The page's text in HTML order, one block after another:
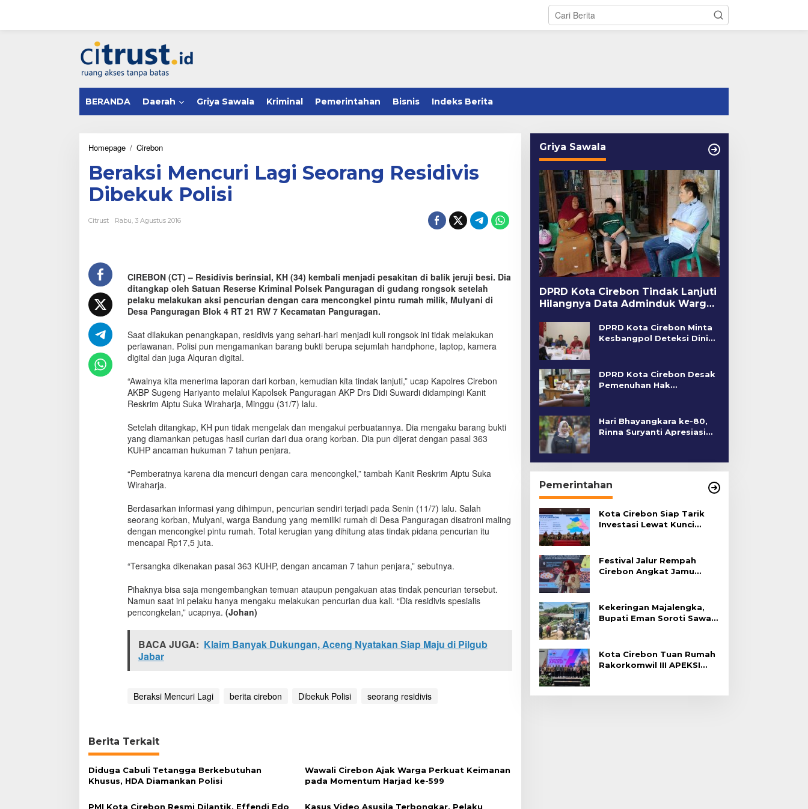
w
BERANDA Daerah Griya Sawala Kriminal Pemerintahan Bisnis Indeks Berita
Homepage / Cirebon
k
s
M
r
i
L
a
g
i
S
e
o
a
n
g
e
s
i
i
v
s
D
i
b
e
u
P
o
l
i
Beraksi Mencuri Lagi Seorang Residivis
Dibekuk Polisi
Citrust Rabu, 3 Agustus 2016
CIREBON (CT) – Residivis berinsial, KH (34) kembali menjadi pesakitan di balik jeruji besi. Dia
ditangkap oleh Satuan Reserse Kriminal Polsek Panguragan di gudang rongsok setelah
pelaku melakukan aksi pencurian dengan cara mencongkel pintu rumah milik, Mulyani di
Desa Panguragan Blok 4 RT 21 RW 7 Kecamatan Panguragan.
Saat dilakukan penangkapan, residivis yang sehari-hari menjadi kuli rongsok ini tidak melakukan
perlawanan. Polisi pun mengamankan barang bukti berupa sejumlah handphone, laptop, kamera
digital dan juga Alquran digital.
“Awalnya kita menerima laporan dari korban, kemudian kita tindak lanjuti,” ucap Kapolres Cirebon
AKBP Sugeng Hariyanto melalui Kapolsek Panguragan AKP Drs Didi Suwardi didampingi Kanit
Reskrim Aiptu Suka Wiraharja, Minggu (31/7) lalu.
Setelah ditangkap, KH pun tidak mengelak dan mengakui perbuatannya. Dia mengaku barang bukti
yang diamankan petugas hasil curian dari dua orang korban. Dia pun dijerat dengan pasal 363
KUHP ancaman hukuman 7 tahun penjara.
“Pemberatnya karena dia mencuri dengan cara mencongkel,” tambah Kanit Reskrim Aiptu Suka
Wiraharja.
Berdasarkan informasi yang dihimpun, pencurian sendiri terjadi pada Senin (11/7) lalu. Salah
seorang korban, Mulyani, warga Bandung yang memiliki rumah di Desa Panguragan disatroni maling
dengan mencongkel pintu rumah. Total kerugian yang dihitung atas tindak pidana pencurian itu
mencapai Rp17,5 juta.
“Tersangka dikenakan pasal 363 KUHP, dengan ancaman 7 tahun penjara,” sebutnya.
Pihaknya bisa saja mengembangkan temuan ataupun pengakuan atas tindak pencurian tersebut.
Namun saat ini pelaku hanya mengaku melakukan pencurian dua kali. “Dia residivis spesialis
pencongkelan,” ucapnya. (Johan)
BACA JUGA: Klaim Banyak Dukungan, Aceng Nyatakan Siap Maju di Pilgub
Jabar
Beraksi Mencuri Lagi berita cirebon Dibekuk Polisi seorang residivis
Berita Terkait
Diduga Cabuli Tetangga Berkebutuhan
Khusus, HDA Diamankan Polisi
Wawali Cirebon Ajak Warga Perkuat Keimanan
pada Momentum Harjad ke-599
PMI Kota Cirebon Resmi Dilantik, Effendi Edo
Kasus Video Asusila Terbongkar, Pelaku
Griya Sawala
DPRD Kota Cirebon Tindak Lanjuti
Hilangnya Data Adminduk Warga
DPRD Kota Cirebon Minta
Kesbangpol Deteksi Dini
DPRD Kota Cirebon Desak
Pemenuhan Hak
Hari Bhayangkara ke-80,
Rinna Suryanti Apresiasi
Pemerintahan
Kota Cirebon Siap Tarik
Investasi Lewat Kunci
Festival Jalur Rempah
Cirebon Angkat Jamu
Kekeringan Majalengka,
Bupati Eman Soroti Sawah
Kota Cirebon Tuan Rumah
Rakorkomwil III APEKSI